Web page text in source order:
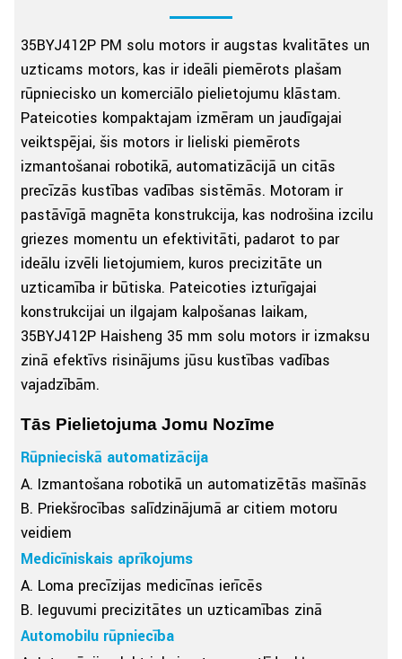
35BYJ412P PM soļu motors ir augstas kvalitātes un
uzticams motors, kas ir ideāli piemērots plašam
rūpniecisko un komerciālo pielietojumu klāstam.
Pateicoties kompaktajam izmēram un jaudīgajai
veiktspējai, šis motors ir lieliski piemērots
izmantošanai robotikā, automatizācijā un citās
precīzās kustības vadības sistēmās. Motoram ir
pastāvīgā magnēta konstrukcija, kas nodrošina izcilu
griezes momentu un efektivitāti, padarot to par
ideālu izvēli lietojumiem, kuros precizitāte un
uzticamība ir būtiska. Pateicoties izturīgajai
konstrukcijai un ilgajam kalpošanas laikam,
35BYJ412P Haisheng 35 mm soļu motors ir izmaksu
ziņā efektīvs risinājums jūsu kustības vadības
vajadzībām.
Tās Pielietojuma Jomu Nozīme
Rūpnieciskā automatizācija
A. Izmantošana robotikā un automatizētās mašīnās
B. Priekšrocības salīdzinājumā ar citiem motoru
veidiem
Medicīniskais aprīkojums
A. Loma precīzijas medicīnas ierīcēs
B. Ieguvumi precizitātes un uzticamības ziņā
Automobiļu rūpniecība